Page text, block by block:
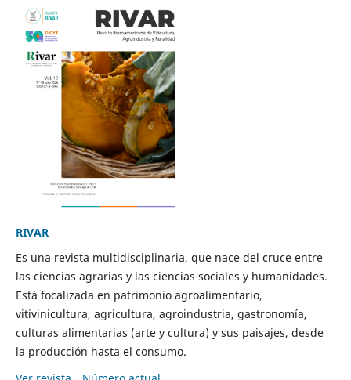
RIVAR
Es una revista multidisciplinaria, que nace del cruce entre
las ciencias agrarias y las ciencias sociales y humanidades.
Está focalizada en patrimonio agroalimentario,
vitivinicultura, agricultura, agroindustria, gastronomía,
culturas alimentarias (arte y cultura) y sus paisajes, desde
la producción hasta el consumo.